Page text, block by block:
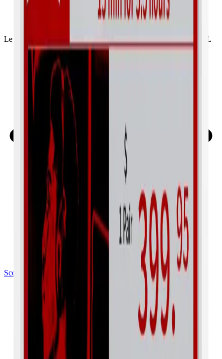
Hai scelto le etichette? Ora serve la
Le EBS gestiscono la comunicazione wireless con tutte le tue ESL
Scopri le Base Stations